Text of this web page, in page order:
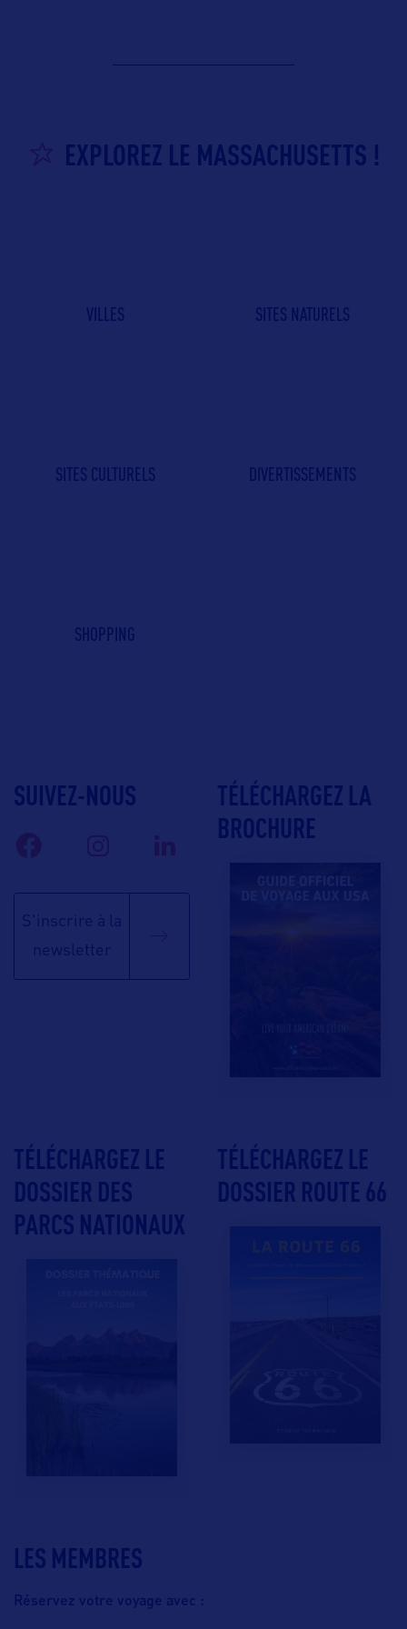
EXPLOREZ LE MASSACHUSETTS !
VILLES SITES NATURELS
SITES CULTURELS DIVERTISSEMENTS
SHOPPING
LES MEMBRES
Réservez votre voyage avec :
SUIVEZ-NOUS
S'inscrire à la
newsletter
TÉLÉCHARGEZ LA
BROCHURE
TÉLÉCHARGEZ LE
DOSSIER DES
PARCS NATIONAUX
TÉLÉCHARGEZ LE
DOSSIER ROUTE 66